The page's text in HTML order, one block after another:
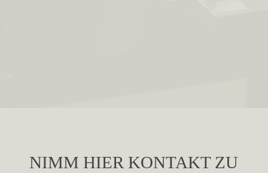
NIMM HIER KONTAKT ZU